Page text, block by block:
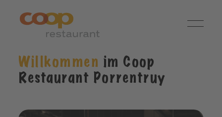
Willkommen im Coop
Restaurant Porrentruy